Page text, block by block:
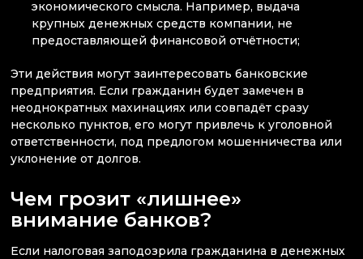
экономического смысла. Например, выдача
крупных денежных средств компании, не
предоставляющей финансовой отчётности;
Эти действия могут заинтересовать банковские
предприятия. Если гражданин будет замечен в
неоднократных махинациях или совпадёт сразу
несколько пунктов, его могут привлечь к уголовной
ответственности, под предлогом мошенничества или
уклонение от долгов.
Чем грозит «лишнее»
внимание банков?
Если налоговая заподозрила гражданина в денежных